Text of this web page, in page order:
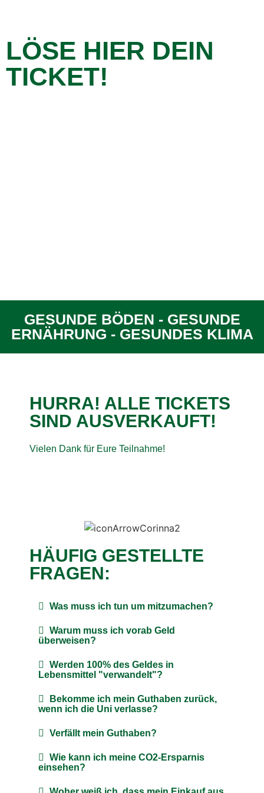
LÖSE HIER DEIN
TICKET!
GESUNDE BÖDEN - GESUNDE
ERNÄHRUNG - GESUNDES KLIMA
HURRA! ALLE TICKETS
SIND AUSVERKAUFT!
Vielen Dank für Eure Teilnahme!
HÄUFIG GESTELLTE
FRAGEN:
Was muss ich tun um mitzumachen?
Warum muss ich vorab Geld
überweisen?
Werden 100% des Geldes in
Lebensmittel "verwandelt"?
Bekomme ich mein Guthaben zurück,
wenn ich die Uni verlasse?
Verfällt mein Guthaben?
Wie kann ich meine CO2-Ersparnis
einsehen?